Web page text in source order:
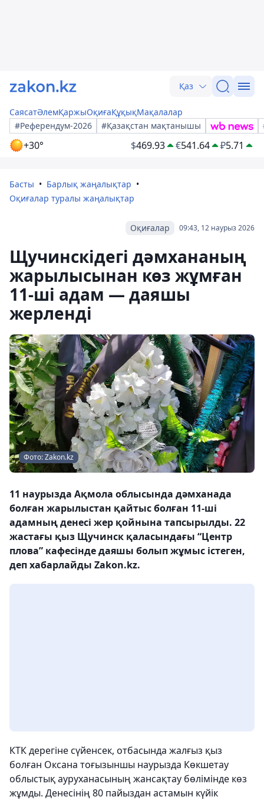
Қаз
СаясатӘлемҚаржыОқиғаҚұқықМақалалар
#Референдум-2026
#Қазақстан мақтанышы
+30° $469.93 €541.64 ₽5.71
Басты
Барлық жаңалықтар
Оқиғалар туралы жаңалықтар
09:43, 12 наурыз 2026
Оқиғалар
Щучинскідегі дәмхананың
жарылысынан көз жұмған
11-ші адам — даяшы
жерленді
Фото: Zakon.kz
11 наурызда Ақмола облысында дәмханада
болған жарылыстан қайтыс болған 11-ші
адамның денесі жер қойнына тапсырылды. 22
жастағы қыз Щучинск қаласындағы “Центр
плова” кафесінде даяшы болып жұмыс істеген,
деп хабарлайды Zakon.kz.
КТК дерегіне сүйенсек, отбасында жалғыз қыз
болған Оксана тоғызыншы наурызда Көкшетау
облыстық ауруханасының жансақтау бөлімінде көз
жұмды. Денесінің 80 пайыздан астамын күйік